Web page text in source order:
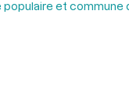
populaire et